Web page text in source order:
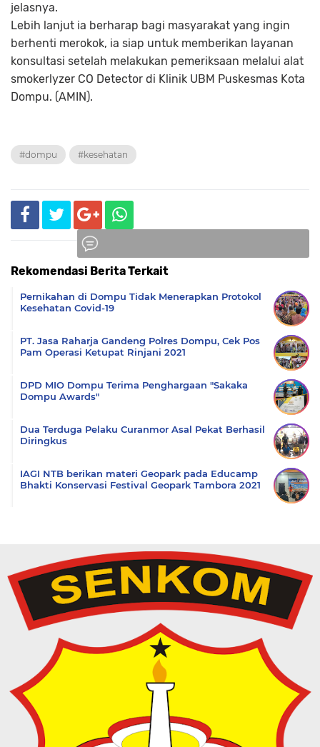
jelasnya.
Lebih lanjut ia berharap bagi masyarakat yang ingin
berhenti merokok, ia siap untuk memberikan layanan
konsultasi setelah melakukan pemeriksaan melalui alat
smokerlyzer CO Detector di Klinik UBM Puskesmas Kota
Dompu. (AMIN).
#dompu #kesehatan
Rekomendasi Berita Terkait
Pernikahan di Dompu Tidak Menerapkan Protokol
Kesehatan Covid-19
PT. Jasa Raharja Gandeng Polres Dompu, Cek Pos
Pam Operasi Ketupat Rinjani 2021
DPD MIO Dompu Terima Penghargaan "Sakaka
Dompu Awards"
Dua Terduga Pelaku Curanmor Asal Pekat Berhasil
Diringkus
IAGI NTB berikan materi Geopark pada Educamp
Bhakti Konservasi Festival Geopark Tambora 2021